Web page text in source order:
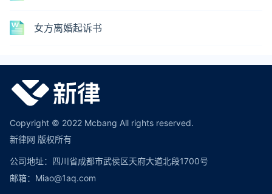
女方离婚起诉书
Copyright © 2022 Mcbang All rights reserved.
新律网 版权所有
公司地址：四川省成都市武侯区天府大道北段1700号
邮箱：Miao@1aq.com